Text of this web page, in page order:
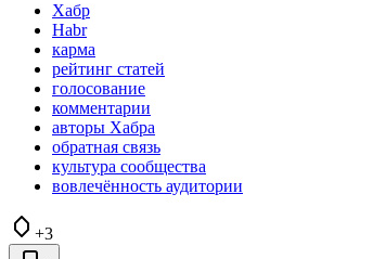
Хабр
Habr
карма
рейтинг статей
голосование
комментарии
авторы Хабра
обратная связь
культура сообщества
вовлечённость аудитории
+3